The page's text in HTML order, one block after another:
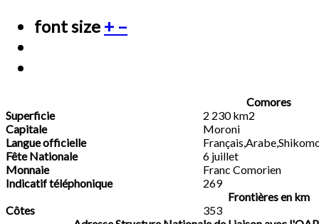
font size + –
Comores
Superficie
2 230 km2
Capitale
Moroni
Langue officielle
Fête Nationale
6 juillet
Monnaie
Franc Comorien
Indicatif téléphonique
269
Frontières en km
Côtes
353